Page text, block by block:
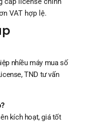
VAT hợp lệ.
nhiều máy mua số
TND tư vấn
kích hoạt, giá tốt